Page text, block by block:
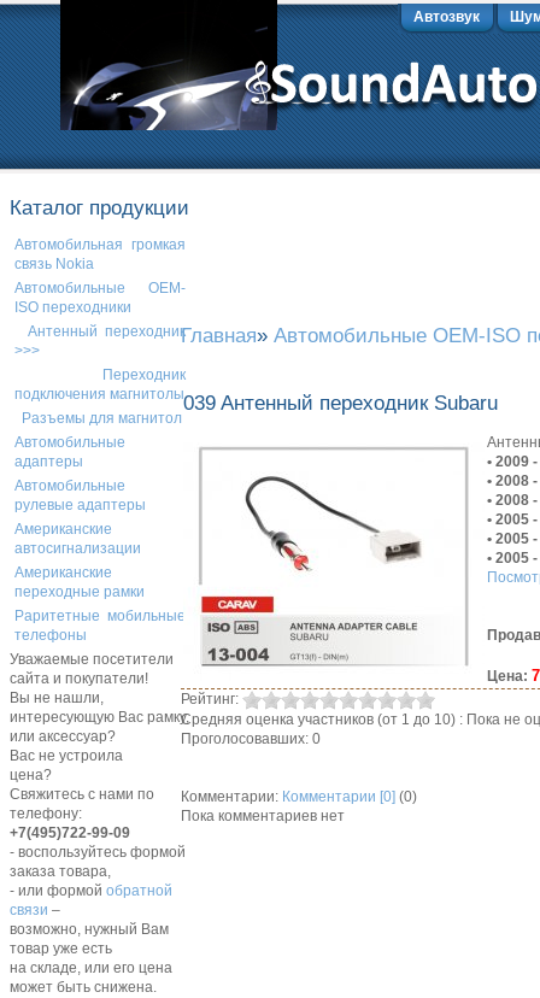
Автозвук
Каталог продукции
Автомобильная громкая
связь Nokia
Автомобильные OEM-
ISO переходники
Антенный переходник
>>>
Переходник
подключения магнитолы
Разъемы для магнитол
Автомобильные
адаптеры
Автомобильные
рулевые адаптеры
Американские
автосигнализации
Американские
переходные рамки
Раритетные мобильные
телефоны
Уважаемые посетители
сайта и покупатели!
Вы не нашли,
интересующую Вас рамку,
или аксессуар?
Вас не устроила
цена?
Свяжитесь с нами по
телефону:
+7(495)722-99-09
- воспользуйтесь формой
заказа товара,
- или формой обратной
связи –
возможно, нужный Вам
товар уже есть
на складе, или его цена
может быть снижена.
Главная» Автомобильные OEM-ISO
039 Aнтенный переходник Subaru
• 2009
• 2008
• 2008
• 2005
• 2005
• 2005
Цена:
Рейтинг:
Средняя оценка участников (от 1 до 10) : Пока не
Проголосовавших: 0
Комментарии: Комментарии [0] (0)
Пока комментариев нет